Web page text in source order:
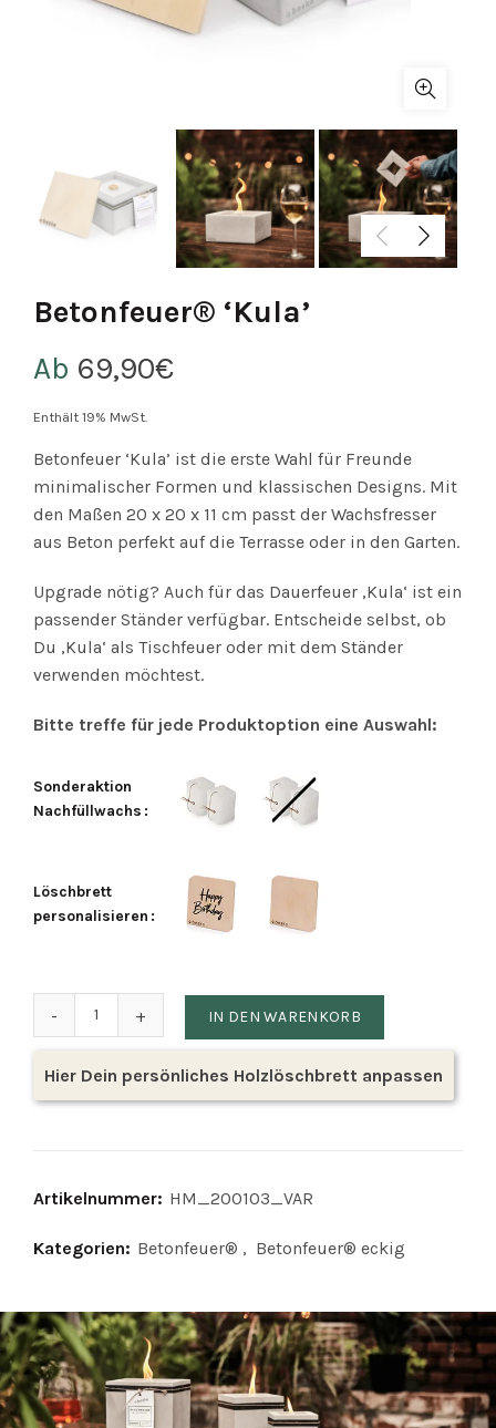
Betonfeuer® ‘Kula’
Ab 69,90€
Enthält 19% MwSt.
Betonfeuer ‘Kula’ ist die erste Wahl für Freunde
minimalischer Formen und klassischen Designs. Mit
den Maßen 20 x 20 x 11 cm passt der Wachsfresser
aus Beton perfekt auf die Terrasse oder in den Garten.
Upgrade nötig? Auch für das Dauerfeuer ‚Kula‘ ist ein
passender Ständer verfügbar. Entscheide selbst, ob
Du ‚Kula‘ als Tischfeuer oder mit dem Ständer
verwenden möchtest.
Bitte treffe für jede Produktoption eine Auswahl:
Sonderaktion
Nachfüllwachs
Löschbrett
personalisieren
IN DEN WARENKORB
Hier Dein persönliches Holzlöschbrett anpassen
Artikelnummer: HM_200103_VAR
Kategorien: Betonfeuer® , Betonfeuer® eckig